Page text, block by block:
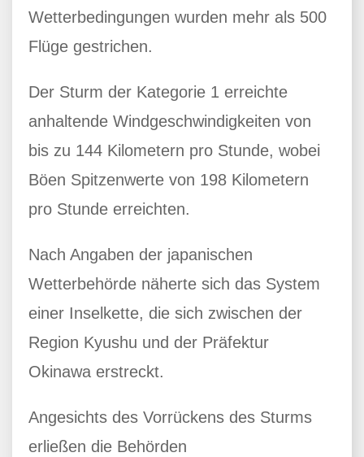
Wetterbedingungen wurden mehr als 500
Flüge gestrichen.
Der Sturm der Kategorie 1 erreichte
anhaltende Windgeschwindigkeiten von
bis zu 144 Kilometern pro Stunde, wobei
Böen Spitzenwerte von 198 Kilometern
pro Stunde erreichten.
Nach Angaben der japanischen
Wetterbehörde näherte sich das System
einer Inselkette, die sich zwischen der
Region Kyushu und der Präfektur
Okinawa erstreckt.
Angesichts des Vorrückens des Sturms
erließen die Behörden